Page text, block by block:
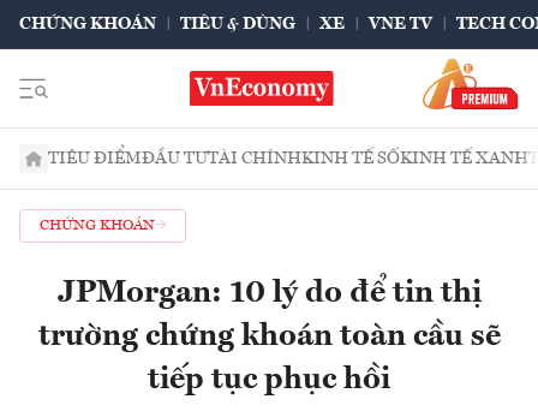
CHỨNG KHOÁN TIÊU & DÙNG XE VNE TV TECH
TIÊU ĐIỂMĐẦU TƯTÀI CHÍNHKINH TẾ SỐKINH TẾ XANH
CHỨNG KHOÁN
JPMorgan: 10 lý do để tin thị
trường chứng khoán toàn cầu sẽ
tiếp tục phục hồi